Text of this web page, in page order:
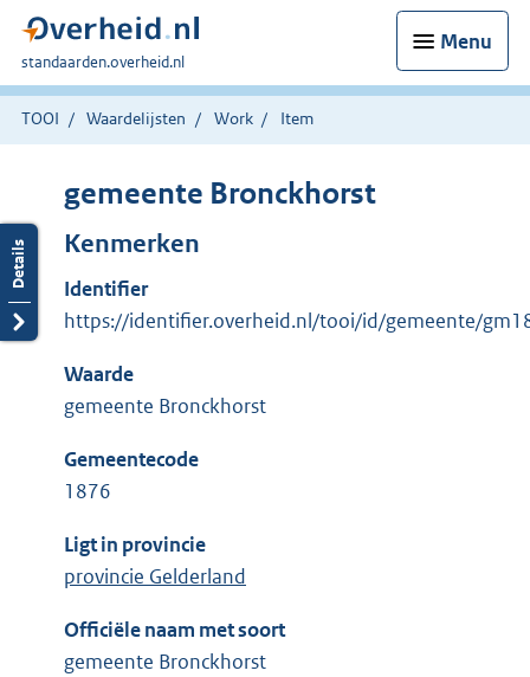
Menu
U
bent
hier:
standaarden.overheid.nl
TOOI Waardelijsten Work Item
gemeente Bronckhorst
Kenmerken
Identifier
https://identifier.overheid.nl/tooi/id/gemeente/
Waarde
gemeente Bronckhorst
Gemeentecode
1876
Ligt in provincie
provincie Gelderland
Officiële naam met soort
gemeente Bronckhorst